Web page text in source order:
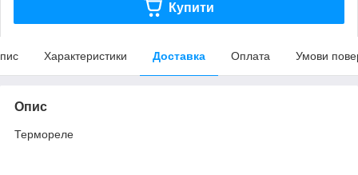
Купити
Характеристики Доставка Оплата Умови
Опис
Термореле